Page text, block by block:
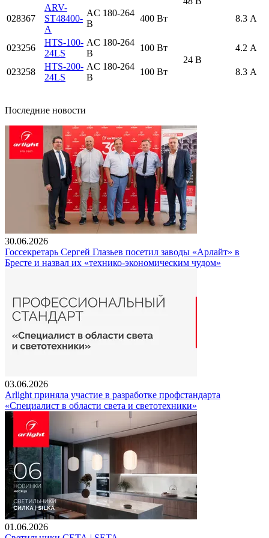
028367
ARV-
ST48400-
A
AC 180-264
В
400 Вт 8.3 А
023256
HTS-100-
24LS
AC 180-264
В
100 Вт
24 В
4.2 А
023258
HTS-200-
24LS
AC 180-264
В
100 Вт 8.3 А
Последние новости
30.06.2026
Госсекретарь Сергей Глазьев посетил заводы «Арлайт» в
Бресте и назвал их «технико-экономическим чудом»
03.06.2026
Arlight приняла участие в разработке профстандарта
«Специалист в области света и светотехники»
01.06.2026